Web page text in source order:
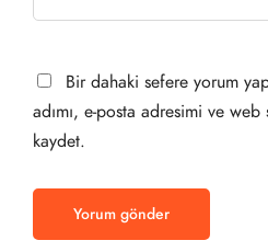
Bir dahaki sefere yorum
adımı, e-posta adresimi ve web
kaydet.